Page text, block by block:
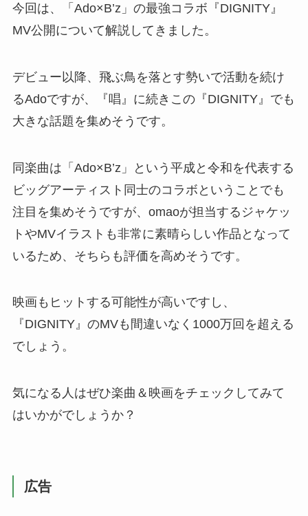
今回は、「Ado×B’z」の最強コラボ『DIGNITY』
MV公開について解説してきました。
デビュー以降、飛ぶ鳥を落とす勢いで活動を続け
るAdoですが、『唱』に続きこの『DIGNITY』でも
大きな話題を集めそうです。
同楽曲は「Ado×B’z」という平成と令和を代表する
ビッグアーティスト同士のコラボということでも
注目を集めそうですが、omaoが担当するジャケッ
トやMVイラストも非常に素晴らしい作品となって
いるため、そちらも評価を高めそうです。
映画もヒットする可能性が高いですし、
『DIGNITY』のMVも間違いなく1000万回を超える
でしょう。
気になる人はぜひ楽曲＆映画をチェックしてみて
はいかがでしょうか？
広告